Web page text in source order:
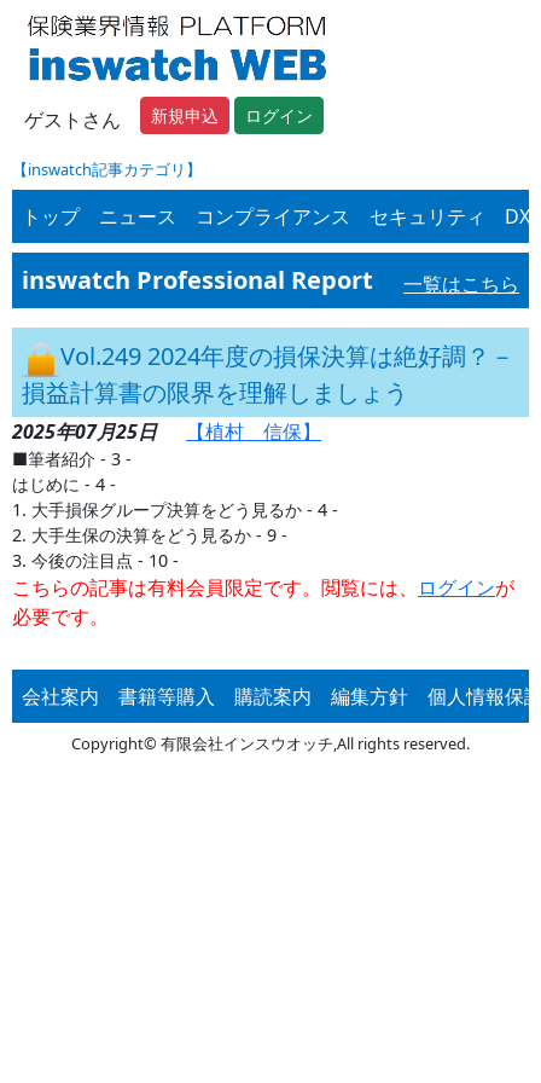
ゲストさん 新規申込 ログイン
【inswatch記事カテゴリ】
トップ ニュース コンプライアンス セキュリティ DX
inswatch Professional Report 一覧はこちら
Vol.249 2024年度の損保決算は絶好調？－
損益計算書の限界を理解しましょう
2025年07月25日 【植村 信保】
■筆者紹介 - 3 -
はじめに - 4 -
1. 大手損保グループ決算をどう見るか - 4 -
2. 大手生保の決算をどう見るか - 9 -
3. 今後の注目点 - 10 -
こちらの記事は有料会員限定です。閲覧には、 ログインが
必要です。
会社案内 書籍等購入 購読案内 編集方針 個人情報保
Copyright© 有限会社インスウオッチ,All rights reserved.